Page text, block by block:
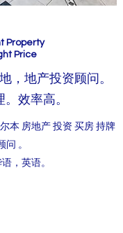
Property
Price
，地产投资顾问。
效率高。
本 房地产 投资 买房 持牌
问 。
，英语。